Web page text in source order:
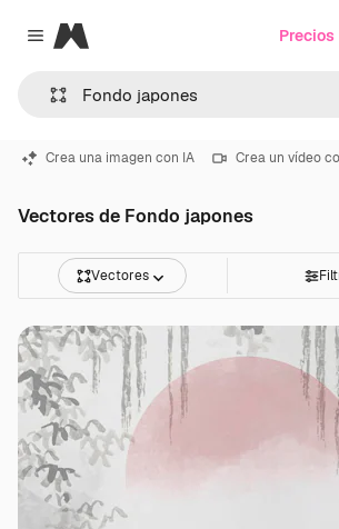
Close menu
Magnific Precios
Crea una imagen con IA Crea un vídeo
Vectores de Fondo japones
Vectores